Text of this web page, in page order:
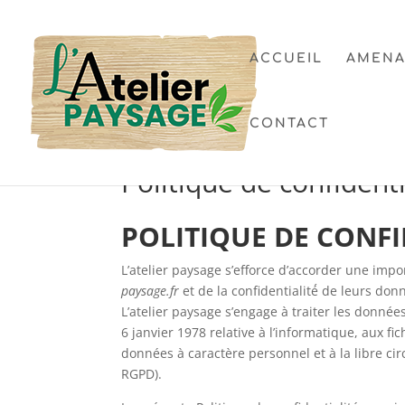
ACCUEIL
CONTACT
Politique de
POLITIQUE DE
L’atelier paysage s’efforce d’accorder une
paysage.fr et de la confidentialité́ de leurs
L’atelier paysage s’engage à traiter les
6 janvier 1978 relative à l’informatique, aux
données à caractère personnel et à la libre
RGPD).